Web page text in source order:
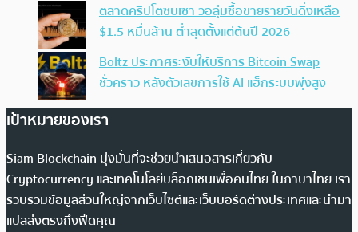
ตลาดคริปโตซบเซา วอลุ่มซื้อขายรายวันดิ่งเหลือ
$1.5 หมื่นล้าน ต่ำสุดตั้งแต่ต้นปี 2026
Boltz ประกาศระงับให้บริการ Bitcoin Swap
ชั่วคราว หลังตัวเลขการใช้ AI แฮ็กระบบพุ่งสูง
เป้าหมายของเรา
Siam Blockchain มุ่งมั่นที่จะช่วยนำเสนอสารเกี่ยวกับ
Cryptocurrency และเทคโนโลยีบล็อกเชนเพื่อคนไทย ในภาษาไทย เรา
รวบรวมข้อมูลส่วนใหญ่จากเว็บไซต์และเว็บบอร์ดต่างประเทศและนำมา
แปลส่งตรงถึงฟีดคุณ